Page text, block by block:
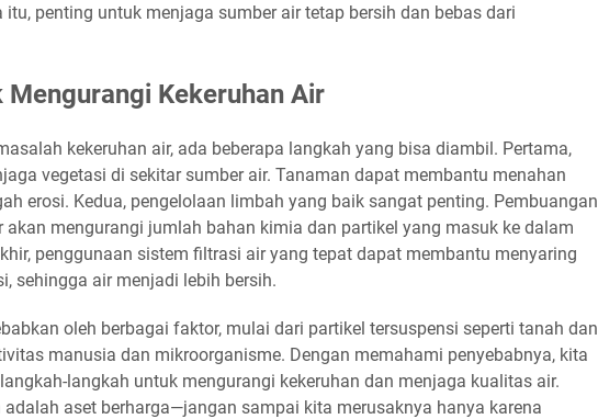
itu, penting untuk menjaga sumber air tetap bersih dan bebas dari
Mengurangi Kekeruhan Air
kekeruhan air, ada beberapa langkah yang bisa diambil. Pertama,
vegetasi di sekitar sumber air. Tanaman dapat membantu menahan
erosi. Kedua, pengelolaan limbah yang baik sangat penting. Pembuangan
akan mengurangi jumlah bahan kimia dan partikel yang masuk ke dalam
penggunaan sistem filtrasi air yang tepat dapat membantu menyaring
sehingga air menjadi lebih bersih.
oleh berbagai faktor, mulai dari partikel tersuspensi seperti tanah dan
manusia dan mikroorganisme. Dengan memahami penyebabnya, kita
langkah untuk mengurangi kekeruhan dan menjaga kualitas air.
adalah aset berharga—jangan sampai kita merusaknya hanya karena